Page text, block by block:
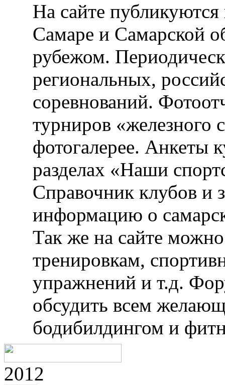
На сайте публикуются
Самаре и Самарской
рубежом.
региональных,
соревнований.
турниров «железного
фотогалерее. Анкеты
разделах «Наши
Справочник клубов и
информацию о
Так же на сайте
тренировкам,
упражнений и т.д.
обсудить всем
бодибилдингом и
2012